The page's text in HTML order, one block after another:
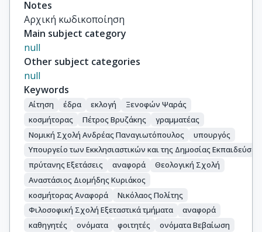
Notes
Αρχική κωδικοποίηση
Main subject category
null
Other subject categories
null
Keywords
Αίτηση έδρα εκλογή
Ξενοφών Ψαράς
κοσμήτορας
Πέτρος Βρυζάκης
γραμματέας
Νομική Σχολή Ανδρέας Παναγιωτόπουλος
υπουργός
Υπουργείο των Εκκλησιαστικών και της Δημοσίας
πρύτανης Εξετάσεις
αναφορά
Θεολογική Σχολή
Αναστάσιος Διομήδης Κυριάκος
κοσμήτορας Αναφορά
Νικόλαος Πολίτης
Φιλοσοφική Σχολή Εξεταστικά τμήματα
αναφορά
καθηγητές
ονόματα φοιτητές
ονόματα Βεβαίωση